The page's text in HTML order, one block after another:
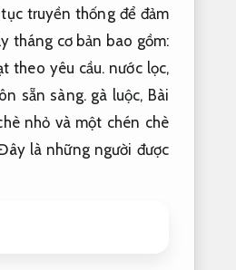
truyền thống để đảm
tháng cơ bản bao gồm:
theo yêu cầu. nước lọc,
sẵn sàng.gà luộc, Bài
nhỏ và một chén chè
là những người được